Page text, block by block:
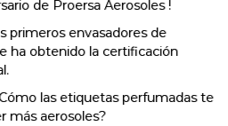
de Proersa Aerosoles !
primeros envasadores de
ha obtenido la certificación
las etiquetas perfumadas te
más aerosoles?